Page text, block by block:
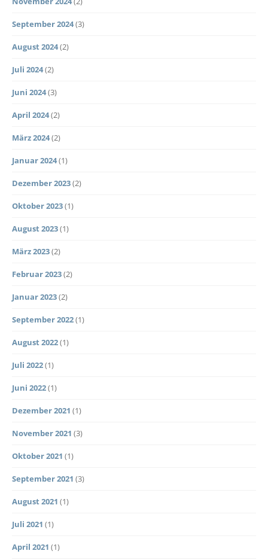
September 2024(3)
August 2024(2)
Juli 2024(2)
Juni 2024(3)
April 2024(2)
März 2024(2)
Januar 2024(1)
Dezember 2023(2)
Oktober 2023(1)
August 2023(1)
März 2023(2)
Februar 2023(2)
Januar 2023(2)
September 2022(1)
August 2022(1)
Juli 2022(1)
Juni 2022(1)
Dezember 2021 (1)
November 2021 (3)
Oktober 2021 (1)
September 2021 (3)
August 2021 (1)
Juli 2021 (1)
April 2021 (1)